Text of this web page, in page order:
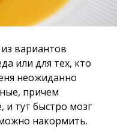
вариантов
или для тех, кто
неожиданно
причем
и тут быстро мозг
накормить.